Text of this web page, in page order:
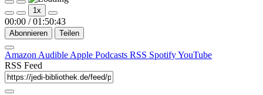
Play
Episode
Pause
Episode
1x
00:00 / 01:50:43
Abonnieren Teilen
Amazon Audible Apple Podcasts RSS SpotifyYouTube
RSS Feed